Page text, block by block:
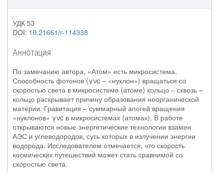
УДК 53
DOI: 10.21661/r-114338
Аннотация
По замечанию автора, «Атом» есть микросистема.
Способность фотонов (γνc – «нуклон») вращаться со
скоростью света в микросистеме (атоме) кольцо – сквозь –
кольцо раскрывает причину образования неорганической
материи. Гравитация – суммарный апогей вращения
«нуклонов» γνc в микросистемах (атомах). В работе
открываются новые энергетические технологии взамен
АЭС и углеводородов, суть которых в излучении энергии
водорода. Исследователем отмечается, что скорость
космических путешествий может стать сравнимой со
скоростью света.